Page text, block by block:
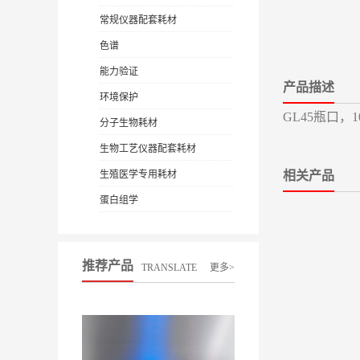
常规仪器配套耗材
色谱
能力验证
环境保护
分子生物耗材
生物工艺仪器配套耗材
生殖医学专用耗材
蛋白组学
推荐产品 TRANSLATE 更多>
产品描述
GL45瓶口，
相关产品